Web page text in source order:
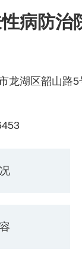
病防治
龙湖区韶山路5